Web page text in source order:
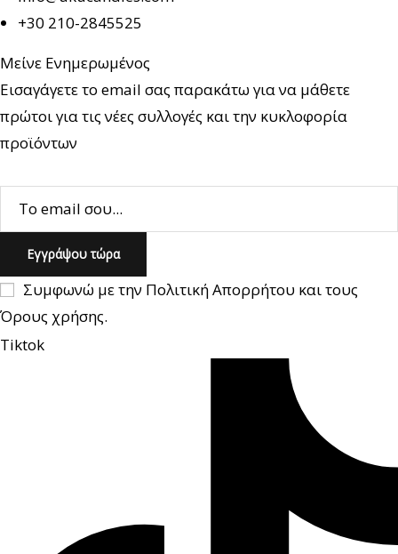
+30 210-2845525
Μείνε Ενημερωμένος
Εισαγάγετε το email σας παρακάτω για να μάθετε
πρώτοι για τις νέες συλλογές και την κυκλοφορία
προϊόντων
Συμφωνώ με την Πολιτική Απορρήτου και τους
Όρους χρήσης.
Tiktok